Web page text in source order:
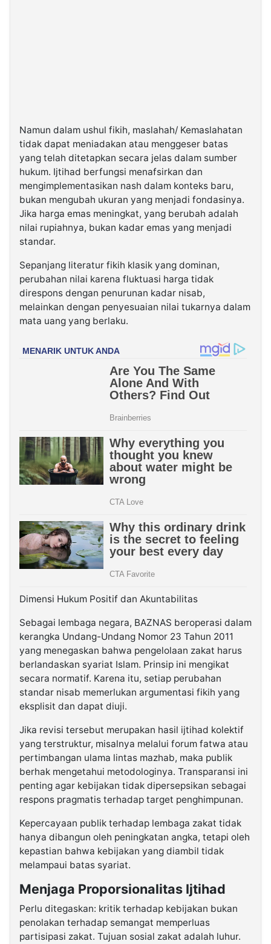
Namun dalam ushul fikih, maslahah/ Kemaslahatan
tidak dapat meniadakan atau menggeser batas
yang telah ditetapkan secara jelas dalam sumber
hukum. Ijtihad berfungsi menafsirkan dan
mengimplementasikan nash dalam konteks baru,
bukan mengubah ukuran yang menjadi fondasinya.
Jika harga emas meningkat, yang berubah adalah
nilai rupiahnya, bukan kadar emas yang menjadi
standar.
Sepanjang literatur fikih klasik yang dominan,
perubahan nilai karena fluktuasi harga tidak
direspons dengan penurunan kadar nisab,
melainkan dengan penyesuaian nilai tukarnya dalam
mata uang yang berlaku.
Dimensi Hukum Positif dan Akuntabilitas
Sebagai lembaga negara, BAZNAS beroperasi dalam
kerangka Undang-Undang Nomor 23 Tahun 2011
yang menegaskan bahwa pengelolaan zakat harus
berlandaskan syariat Islam. Prinsip ini mengikat
secara normatif. Karena itu, setiap perubahan
standar nisab memerlukan argumentasi fikih yang
eksplisit dan dapat diuji.
Jika revisi tersebut merupakan hasil ijtihad kolektif
yang terstruktur, misalnya melalui forum fatwa atau
pertimbangan ulama lintas mazhab, maka publik
berhak mengetahui metodologinya. Transparansi ini
penting agar kebijakan tidak dipersepsikan sebagai
respons pragmatis terhadap target penghimpunan.
Kepercayaan publik terhadap lembaga zakat tidak
hanya dibangun oleh peningkatan angka, tetapi oleh
kepastian bahwa kebijakan yang diambil tidak
melampaui batas syariat.
Menjaga Proporsionalitas Ijtihad
Perlu ditegaskan: kritik terhadap kebijakan bukan
penolakan terhadap semangat memperluas
partisipasi zakat. Tujuan sosial zakat adalah luhur.